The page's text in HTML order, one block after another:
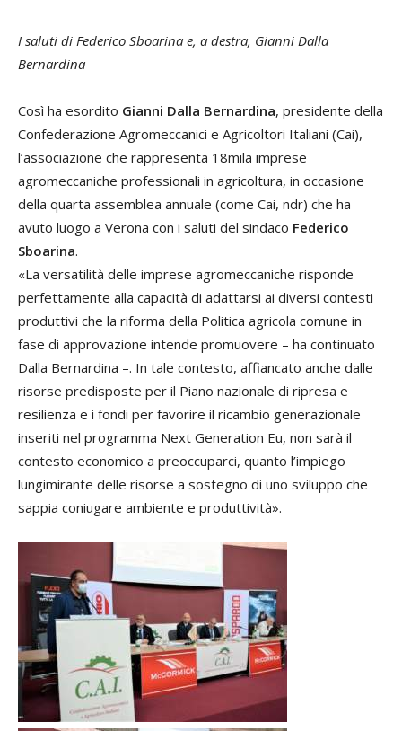
I saluti di Federico Sboarina e, a destra, Gianni Dalla
Bernardina
Così ha esordito Gianni Dalla Bernardina, presidente della
Confederazione Agromeccanici e Agricoltori Italiani (Cai),
l’associazione che rappresenta 18mila imprese
agromeccaniche professionali in agricoltura, in occasione
della quarta assemblea annuale (come Cai, ndr) che ha
avuto luogo a Verona con i saluti del sindaco Federico
Sboarina.
«La versatilità delle imprese agromeccaniche risponde
perfettamente alla capacità di adattarsi ai diversi contesti
produttivi che la riforma della Politica agricola comune in
fase di approvazione intende promuovere – ha continuato
Dalla Bernardina –. In tale contesto, affiancato anche dalle
risorse predisposte per il Piano nazionale di ripresa e
resilienza e i fondi per favorire il ricambio generazionale
inseriti nel programma Next Generation Eu, non sarà il
contesto economico a preoccuparci, quanto l’impiego
lungimirante delle risorse a sostegno di uno sviluppo che
sappia coniugare ambiente e produttività».